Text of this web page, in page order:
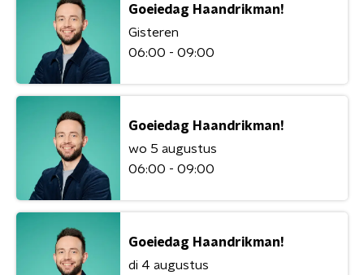
Goeiedag Haandrikman!
Gisteren
06:00 - 09:00
Goeiedag Haandrikman!
wo 5 augustus
06:00 - 09:00
Goeiedag Haandrikman!
di 4 augustus